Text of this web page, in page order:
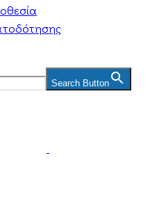
Search Button